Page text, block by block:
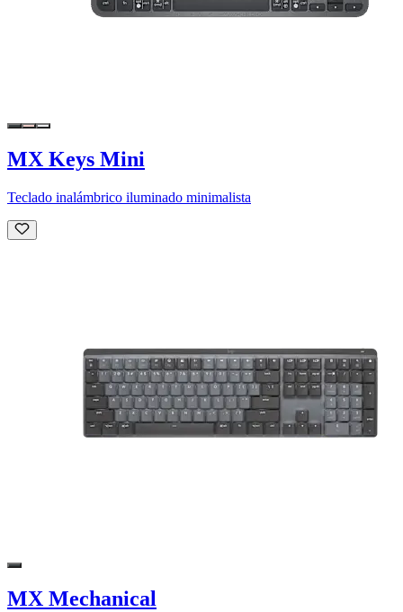
MX Keys Mini
Teclado inalámbrico iluminado minimalista
MX Mechanical